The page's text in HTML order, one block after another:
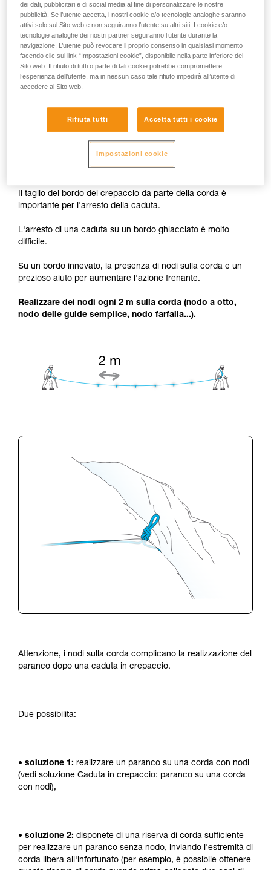
Ogni compagno deve avere una riserva di corda
sufficiente per la realizzazione di un paranco.
Nodi per facilitare l'azione frenante
Il taglio del bordo del crepaccio da parte della corda è
importante per l'arresto della caduta.
L'arresto di una caduta su un bordo ghiacciato è molto
difficile.
Su un bordo innevato, la presenza di nodi sulla corda è un
prezioso aiuto per aumentare l'azione frenante.
Realizzare dei nodi ogni 2 m sulla corda (nodo a otto,
nodo delle guide semplice, nodo farfalla...).
Attenzione, i nodi sulla corda complicano la realizzazione del
paranco dopo una caduta in crepaccio.
Due possibilità:
• soluzione 1: realizzare un paranco su una corda con nodi
(vedi soluzione Caduta in crepaccio: paranco su una corda
con nodi),
• soluzione 2: disponete di una riserva di corda sufficiente
per realizzare un paranco senza nodo, inviando l'estremità di
corda libera all'infortunato (per esempio, è possibile ottenere
dei dati, pubblicitari e di social media al fine di personalizzare le nostre
pubblicità. Se l’utente accetta, i nostri cookie e/o tecnologie analoghe saranno
attivi solo sul Sito web e non seguiranno l’utente su altri siti. I cookie e/o
tecnologie analoghe dei nostri partner seguiranno l’utente durante la
navigazione. L’utente può revocare il proprio consenso in qualsiasi momento
facendo clic sul link “Impostazioni cookie”, disponibile nella parte inferiore del
Sito web. Il rifiuto di tutti o parte di tali cookie potrebbe compromettere
l’esperienza dell’utente, ma in nessun caso tale rifiuto impedirà all’utente di
accedere al Sito web.
Rifiuta tutti Accetta tutti i cookie
Impostazioni cookie